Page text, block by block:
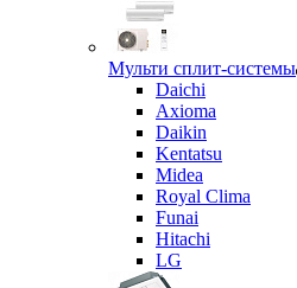
Мульти сплит-системы
Daichi
Axioma
Daikin
Kentatsu
Midea
Royal Clima
Funai
Hitachi
LG